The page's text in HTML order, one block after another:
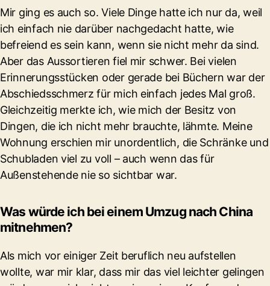
Mir ging es auch so. Viele Dinge hatte ich nur da, weil
ich einfach nie darüber nachgedacht hatte, wie
befreiend es sein kann, wenn sie nicht mehr da sind.
Aber das Aussortieren fiel mir schwer. Bei vielen
Erinnerungsstücken oder gerade bei Büchern war der
Abschiedsschmerz für mich einfach jedes Mal groß.
Gleichzeitig merkte ich, wie mich der Besitz von
Dingen, die ich nicht mehr brauchte, lähmte. Meine
Wohnung erschien mir unordentlich, die Schränke und
Schubladen viel zu voll – auch wenn das für
Außenstehende nie so sichtbar war.
Was würde ich bei einem Umzug nach China
mitnehmen?
Als mich vor einiger Zeit beruflich neu aufstellen
wollte, war mir klar, dass mir das viel leichter gelingen